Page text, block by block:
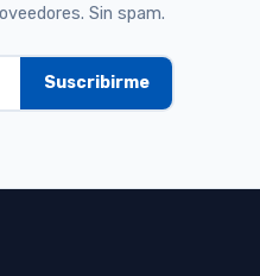
Sin spam.